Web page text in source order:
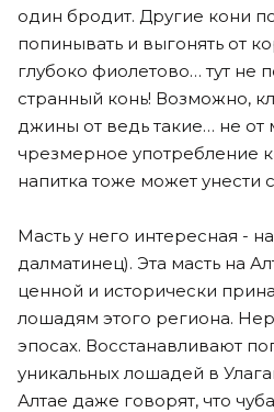
один бродит. Другие кони
попинывать и выгонять от
глубоко фиолетово… тут не
странный конь! Возможно,
джины от ведь такие… не от
чрезмерное употребление
напитка тоже может унести
Масть у него интересная -
далматинец). Эта масть на
ценной и исторически
лошадям этого региона.
эпосах. Восстанавливают
уникальных лошадей в
Алтае даже говорят, что